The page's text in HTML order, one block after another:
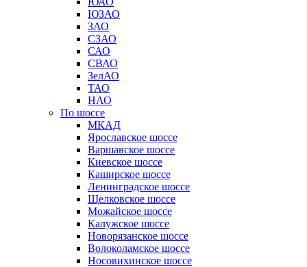
ЮЗАО
ЗАО
СЗАО
САО
СВАО
ЗелАО
ТАО
НАО
По шоссе
МКАД
Ярославское шоссе
Варшавское шоссе
Киевское шоссе
Каширское шоссе
Ленинградское шоссе
Щелковское шоссе
Можайское шоссе
Калужское шоссе
Новорязанское шоссе
Волоколамское шоссе
Носовихинское шоссе